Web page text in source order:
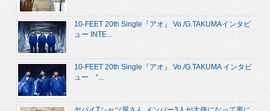
10-FEET 20th Single『アオ』 Vo./G.TAKUMAインタビ
ュー INTE...
10-FEET 20th Single『アオ』 Vo./G.TAKUMA インタビ
ュー “...